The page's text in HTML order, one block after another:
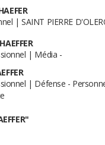
| SAINT PIERRE
| Média -
| Défense -